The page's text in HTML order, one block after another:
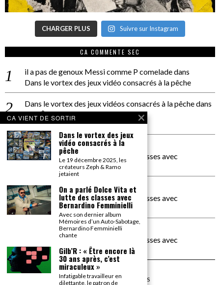
CHARGER PLUS Suivre sur Instagram
CA COMMENTE SEC
il a pas de genoux Messi comme P comeladedans
Dans le vortex des jeux vidéo consacrés à la pêche
Dans le vortex des jeux vidéos consacrés à la pêchedans
PACÔME THIELLEMENT
La séance d’Hip Gnose
La Patrie
dans
On a parlé Dolce Vita et lutte des classes avec
Bernardino Femminielli
carte noire negra à l'o tiededans
On a parlé Dolce Vita et lutte des classes avec
Bernardino Femminielli
moise et son mascarédans
On a parlé Dolce Vita et lutte des classes avec
Bernardino Femminielli
©2026TOUS DROITS RÉSERVÉS
CA VIENT DE SORTIR
Dans le vortex des jeux
vidéo consacrés à la
pêche
Le 19 décembre 2025, les
créateurs Zeph & Ramo
jetaient
On a parlé Dolce Vita et
lutte des classes avec
Bernardino Femminielli
Avec son dernier album
Mémoires d’un Auto-Sabotage,
Bernardino Femminielli
chante
Gilb’R : « Être encore là
30 ans après, c’est
miraculeux »
Infatigable travailleur en
dilettante, le patron de